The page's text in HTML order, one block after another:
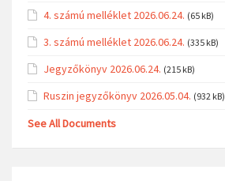
4. számú melléklet 2026.06.24. (65 kB)
3. számú melléklet 2026.06.24. (335 kB)
Jegyzőkönyv 2026.06.24. (215 kB)
Ruszin jegyzőkönyv 2026.05.04. (932 kB)
See All Documents